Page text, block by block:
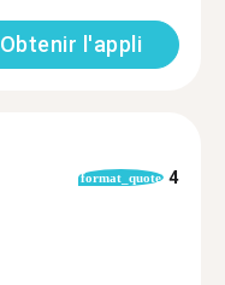
Obtenir l'appli
format_quote 4